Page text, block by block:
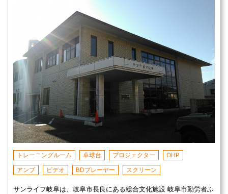
トレーニングルーム 卓球台 プロジェクター
OHP
アンプ
ビデオ BDプレーヤー スクリーン
サンライフ岐阜は、岐阜市長良にある総合文化施設 岐阜市勤労者ふ